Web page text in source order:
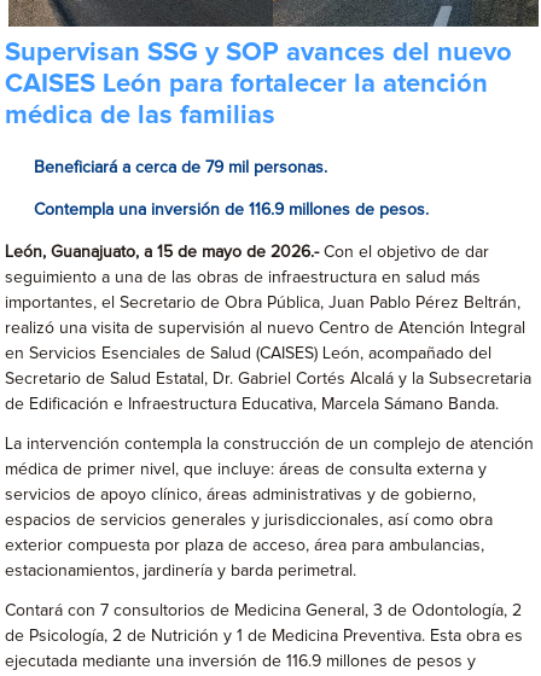
Supervisan SSG y SOP avances del nuevo
CAISES León para fortalecer la atención
médica de las familias
Beneficiará a cerca de 79 mil personas.
Contempla una inversión de 116.9 millones de pesos.
León, Guanajuato, a 15 de mayo de 2026.-Con el objetivo de dar
seguimiento a una de las obras de infraestructura en salud más
importantes, el Secretario de Obra Pública, Juan Pablo Pérez Beltrán,
realizó una visita de supervisión al nuevo Centro de Atención Integral
en Servicios Esenciales de Salud (CAISES) León, acompañado del
Secretario de Salud Estatal, Dr. Gabriel Cortés Alcalá y la Subsecretaria
de Edificación e Infraestructura Educativa, Marcela Sámano Banda.
La intervención contempla la construcción de un complejo de atención
médica de primer nivel, que incluye: áreas de consulta externa y
servicios de apoyo clínico, áreas administrativas y de gobierno,
espacios de servicios generales y jurisdiccionales, así como obra
exterior compuesta por plaza de acceso, área para ambulancias,
estacionamientos, jardinería y barda perimetral.
Contará con 7 consultorios de Medicina General, 3 de Odontología, 2
de Psicología, 2 de Nutrición y 1 de Medicina Preventiva. Esta obra es
ejecutada mediante una inversión de 116.9 millones de pesos y